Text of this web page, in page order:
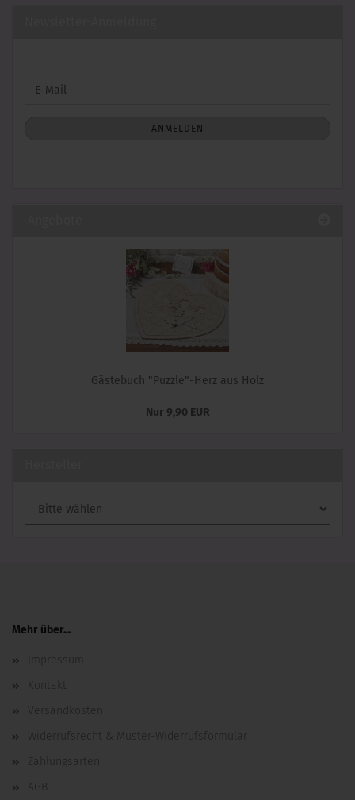
ZUR
E-
ANMELDEN
Gästebuch "Puzzle"-Herz aus Holz
Nur 9,90 EUR
Mehr über...
Impressum
Kontakt
Versandkosten
Widerrufsrecht & Muster-Widerrufsformular
Zahlungsarten
AGB